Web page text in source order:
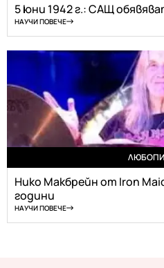
5 юни 1942 г.: САЩ
НАУЧИ ПОВЕЧЕ
Нико Макбрейн от Iron
години
НАУЧИ ПОВЕЧЕ